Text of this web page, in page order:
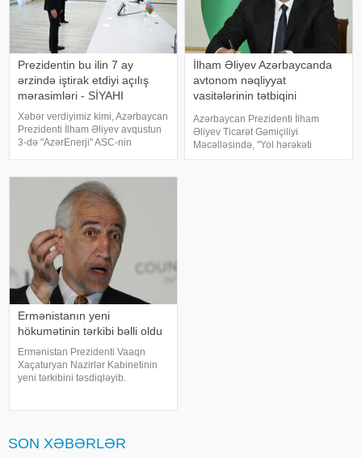
Prezidentin bu ilin 7 ay
ərzində iştirak etdiyi açılış
mərasimləri - SİYAHI
Xəbər verdiyimiz kimi, Azərbaycan
Prezidenti İlham Əliyev avqustun
3-də "AzərEnerji" ASC-nin
açılışında iştirak edib. Dövlət
başçısı cari ilin ötə
İlham Əliyev Azərbaycanda
avtonom nəqliyyat
vasitələrinin tətbiqini
Azərbaycan Prezidenti İlham
Əliyev Ticarət Gəmiçiliyi
Məcəlləsində, "Yol hərəkəti
haqqında", "Nəqliyyat haqqında",
Ermənistanın yeni
hökumətinin tərkibi bəlli oldu
Ermənistan Prezidenti Vaaqn
Xaçaturyan Nazirlər Kabinetinin
yeni tərkibini təsdiqləyib.
müavini. Tiqran Xaçatrya
SON XƏBƏRLƏR